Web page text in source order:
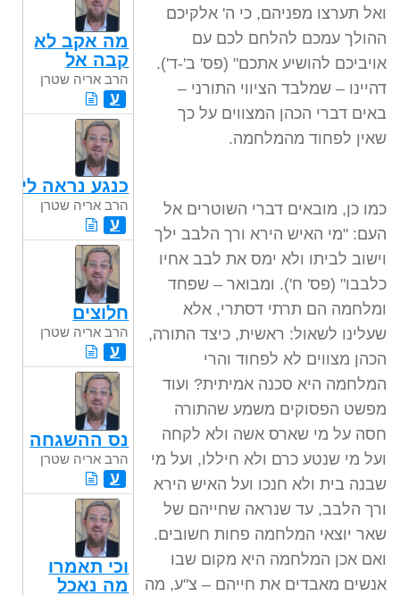
ואל תערצו מפניהם, כי ה' אלקיכם
ההולך עמכם להלחם לכם עם
אויביכם להושיע אתכם" (פס' ב'-ד').
דהיינו – שמלבד הציווי התורני –
באים דברי הכהן המצווים על כך
שאין לפחוד מהמלחמה.
כמו כן, מובאים דברי השוטרים אל
העם: "מי האיש הירא ורך הלבב ילך
וישוב לביתו ולא ימס את לבב אחיו
כלבבו" (פס' ח'). ומבואר – שפחד
ומלחמה הם תרתי דסתרי, אלא
שעלינו לשאול: ראשית, כיצד התורה,
הכהן מצווים לא לפחוד והרי
המלחמה היא סכנה אמיתית? ועוד
מפשט הפסוקים משמע שהתורה
חסה על מי שארס אשה ולא לקחה
ועל מי שנטע כרם ולא חיללו, ועל מי
שבנה בית ולא חנכו ועל האיש הירא
ורך הלבב, עד שנראה שחייהם של
שאר יוצאי המלחמה פחות חשובים.
ואם אכן המלחמה היא מקום שבו
אנשים מאבדים את חייהם – צ"ע, מה
מה אקב לא
קבה אל
הרב אריה שטרן
ע
כנגע נראה לי
הרב אריה שטרן
ע
חלוצים
הרב אריה שטרן
ע
נס ההשגחה
הרב אריה שטרן
ע
וכי תאמרו
מה נאכל